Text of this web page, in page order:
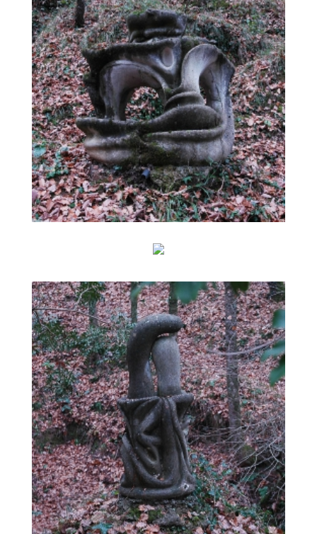
ENCERVELLAMENT BALMAT
CURCULLA
CONTACTE